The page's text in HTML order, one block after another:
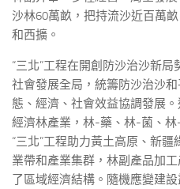
沙林60萬畝，把持流沙近百萬
和西擴。
“三北”工程在開創防沙治沙新
社會發展全局，統籌防沙治沙
態、經濟、社會效益協調發展
經濟林產業，林-藥、林-菌、
“三北”工程助力黃土高原、新
業帶和產業集群，林副產品加
了區域經濟結構。隨機應變建